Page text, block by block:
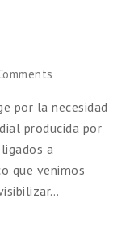
por la necesidad
producida por
a
que venimos